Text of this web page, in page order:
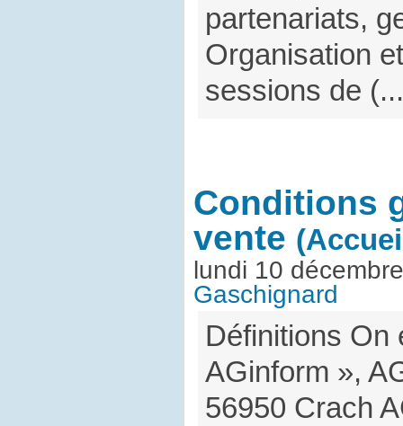
partenariats,
Organisation
sessions de
Conditions
vente
lundi 10
Gaschignard
Définitions On
AGinform »,
56950 Crach